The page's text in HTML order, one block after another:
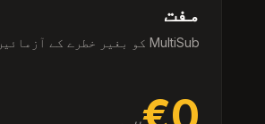
مفت
MultiSub کو بغیر خطرے کے آزمائیں